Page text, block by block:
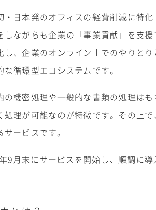
・日本発のオフィスの経費削減に特
しながらも企業の「事業貢献」を支
し、企業のオンライン上でのやりと
な循環型エコシステムです。
の機密処理や一般的な書類の処理は
処理が可能なのが特徴です。その上
サービスです。
9月末にサービスを開始し、順調に導